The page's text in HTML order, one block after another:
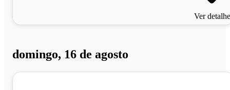
Ver
domingo, 16 de agosto